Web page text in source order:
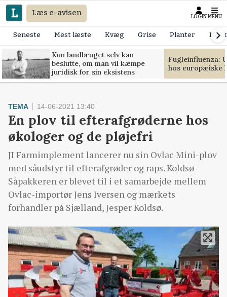
Læs e-avisen LOGIN MENU
Seneste Mest læste Kvæg Grise Planter
Kun landbruget selv kan
beslutte, om man vil kæmpe
juridisk for sin eksistens
Fugleinfluenza:
hos europæiske
TEMA 14-06-2021 13:40
En plov til efterafgrøderne hos
økologer og de pløjefri
JI Farmimplement lancerer nu sin Ovlac Mini-plov
med såudstyr til efterafgrøder og raps. Koldsø-
Såpakkeren er blevet til i et samarbejde mellem
Ovlac-importør Jens Iversen og mærkets
forhandler på Sjælland, Jesper Koldsø.